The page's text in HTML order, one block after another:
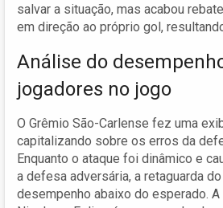
salvar a situação, mas acabou
em direção ao próprio gol,
Análise do
jogadores no jogo
O Grêmio São-Carlense fez uma
capitalizando sobre os erros da
Enquanto o ataque foi dinâmico e
a defesa adversária, a retaguarda
desempenho abaixo do esperado.